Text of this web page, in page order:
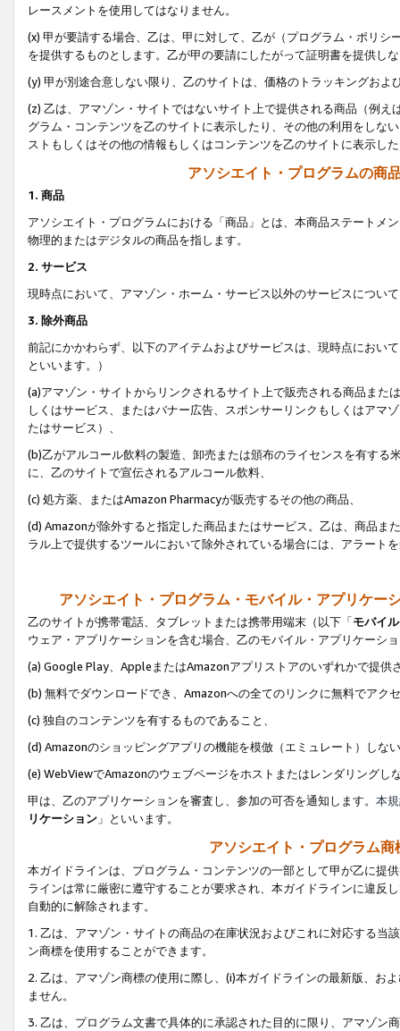
レースメントを使用してはなりません。
(x) 甲が要請する場合、乙は、甲に対して、乙が（プログラム・ポリ
を提供するものとします。乙が甲の要請にしたがって証明書を提供し
(y) 甲が別途合意しない限り、乙のサイトは、価格のトラッキングお
(z) 乙は、アマゾン・サイトではないサイト上で提供される商品（例
グラム・コンテンツを乙のサイトに表示したり、その他の利用をしな
ストもしくはその他の情報もしくはコンテンツを乙のサイトに表示し
アソシエイト・プログラムの商
1. 商品
アソシエイト・プログラムにおける「商品」とは、本商品ステートメ
物理的またはデジタルの商品を指します。
2. サービス
現時点において、アマゾン・ホーム・サービス以外のサービスについ
3. 除外商品
前記にかかわらず、以下のアイテムおよびサービスは、現時点におい
といいます。）
(a)アマゾン・サイトからリンクされるサイト上で販売される商品ま
しくはサービス、またはバナー広告、スポンサーリンクもしくはアマ
たはサービス）、
(b)乙がアルコール飲料の製造、卸売または頒布のライセンスを有す
に、乙のサイトで宣伝されるアルコール飲料、
(c) 処方薬、またはAmazon Pharmacyが販売するその他の商品、
(d) Amazonが除外すると指定した商品またはサービス。乙は、商品ま
ラル上で提供するツールにおいて除外されている場合には、アラート
アソシエイト・プログラム・モバイル・アプリケー
乙のサイトが携帯電話、タブレットまたは携帯用端末（以下「モバイ
ウェア・アプリケーションを含む場合、乙のモバイル・アプリケーシ
(a) Google Play、AppleまたはAmazonアプリストアのいずれかで提供
(b) 無料でダウンロードでき、Amazonへの全てのリンクに無料でアク
(c) 独自のコンテンツを有するものであること、
(d) Amazonのショッピングアプリの機能を模倣（エミュレート）しな
(e) WebViewでAmazonのウェブページをホストまたはレンダリングし
甲は、乙のアプリケーションを審査し、参加の可否を通知します。 本
リケーション 」といいます。
アソシエイト・プログラム
本ガイドラインは、プログラム・コンテンツの一部として甲が乙に提
ラインは常に厳密に遵守することが要求され、本ガイドラインに違反
自動的に解除されます。
1. 乙は、アマゾン・サイトの商品の在庫状況およびこれに対応する
ン商標を使用することができます。
2. 乙は、アマゾン商標の使用に際し、(i)本ガイドラインの最新版、お
ません。
3. 乙は、プログラム文書で具体的に承認された目的に限り、アマゾン